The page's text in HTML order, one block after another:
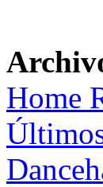
Home